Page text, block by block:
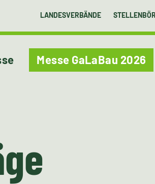
LANDESVERBÄNDE
Messe GaLaBau 2026